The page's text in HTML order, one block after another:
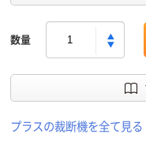
数量
プラスの裁断機を全て見る